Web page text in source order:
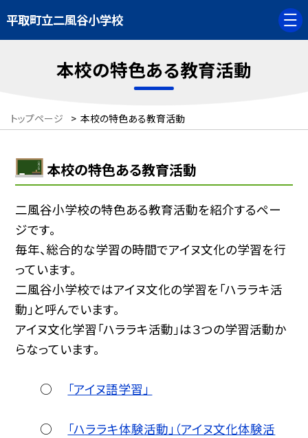
平取町立二風谷小学校
本校の特色ある教育活動
トップページ > 本校の特色ある教育活動
本校の特色ある教育活動
二風谷小学校の特色ある教育活動を紹介するペー
ジです。
毎年、総合的な学習の時間でアイヌ文化の学習を行
っています。
二風谷小学校ではアイヌ文化の学習を「ハララキ活
動」と呼んでいます。
アイヌ文化学習「ハララキ活動」は３つの学習活動か
らなっています。
○ 「アイヌ語学習」
○
「ハララキ体験活動」（アイヌ文化体験活